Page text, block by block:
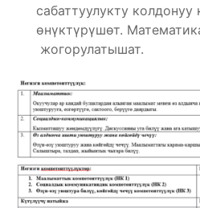
сабаттуулукту
өнүктүрүшөт.
жогорулатышат.